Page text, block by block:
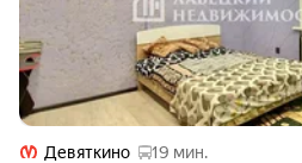
Девяткино
19 мин.